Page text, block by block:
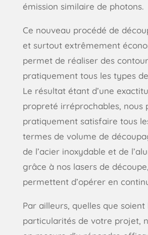
émission similaire de photons.
Ce nouveau procédé de
et surtout extrêmement
permet de réaliser des
pratiquement tous les types
Le résultat étant d’une
propreté irréprochables, nous
pratiquement satisfaire tous
termes de volume de
de l’acier inoxydable et de
grâce à nos lasers de
permettent d’opérer en
Par ailleurs, quelles que soient
particularités de votre projet,